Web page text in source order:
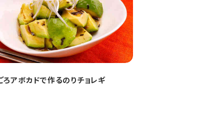
ろアボカドで作るのりチョレギ